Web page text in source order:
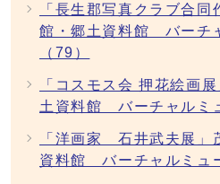
「長生郡写真クラブ合
館・郷土資料館 バーチ
（79）
「コスモス会 押花絵画
土資料館 バーチャルミ
「洋画家 石井武夫展」
資料館 バーチャルミュ